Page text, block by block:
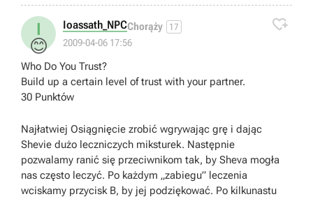
I
😊
Ioassath_NPCChorąży 17
2009-04-06 17:56

Who Do You Trust?
Build up a certain level of trust with your partner.
30 Punktów
Najłatwiej Osiągnięcie zrobić wgrywając grę i dając
Shevie dużo leczniczych miksturek. Następnie
pozwalamy ranić się przeciwnikom tak, by Sheva mogła
nas często leczyć. Po każdym „zabiegu” leczenia
wciskamy przycisk B, by jej podziękować. Po kilkunastu